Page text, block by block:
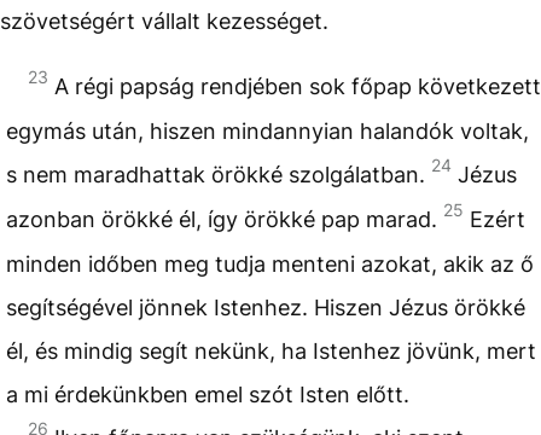
szövetségért vállalt kezességet.
23 A régi papság rendjében sok főpap következett
egymás után, hiszen mindannyian halandók voltak,
s nem maradhattak örökké szolgálatban. 24 Jézus
azonban örökké él, így örökké pap marad. 25 Ezért
minden időben meg tudja menteni azokat, akik az ő
segítségével jönnek Istenhez. Hiszen Jézus örökké
él, és mindig segít nekünk, ha Istenhez jövünk, mert
a mi érdekünkben emel szót Isten előtt.
26